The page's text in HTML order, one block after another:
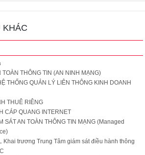
KHÁC
TOÀN THÔNG TIN (AN NINH MẠNG)
THỐNG QUẢN LÝ LIÊN THÔNG KINH DOANH
THUÊ RIÊNG
CÁP QUANG INTERNET
SÁT AN TOÀN THÔNG TIN MẠNG (Managed
Khai trương Trung Tâm giám sát điều hành thông